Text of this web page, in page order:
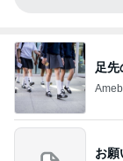
足
お願